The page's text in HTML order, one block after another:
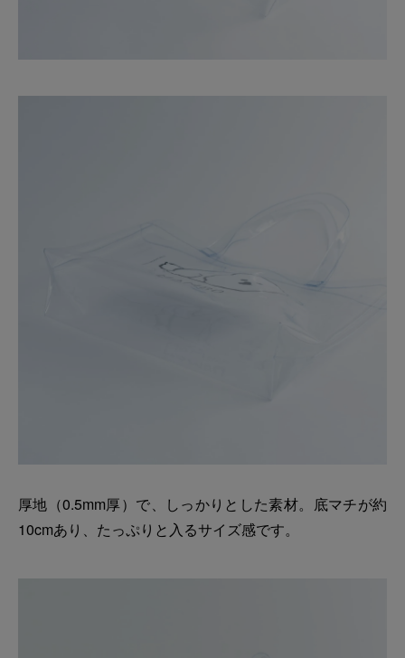
厚地（0.5mm厚）で、しっかりとした素材。底マチが約
10cmあり、たっぷりと入るサイズ感です。